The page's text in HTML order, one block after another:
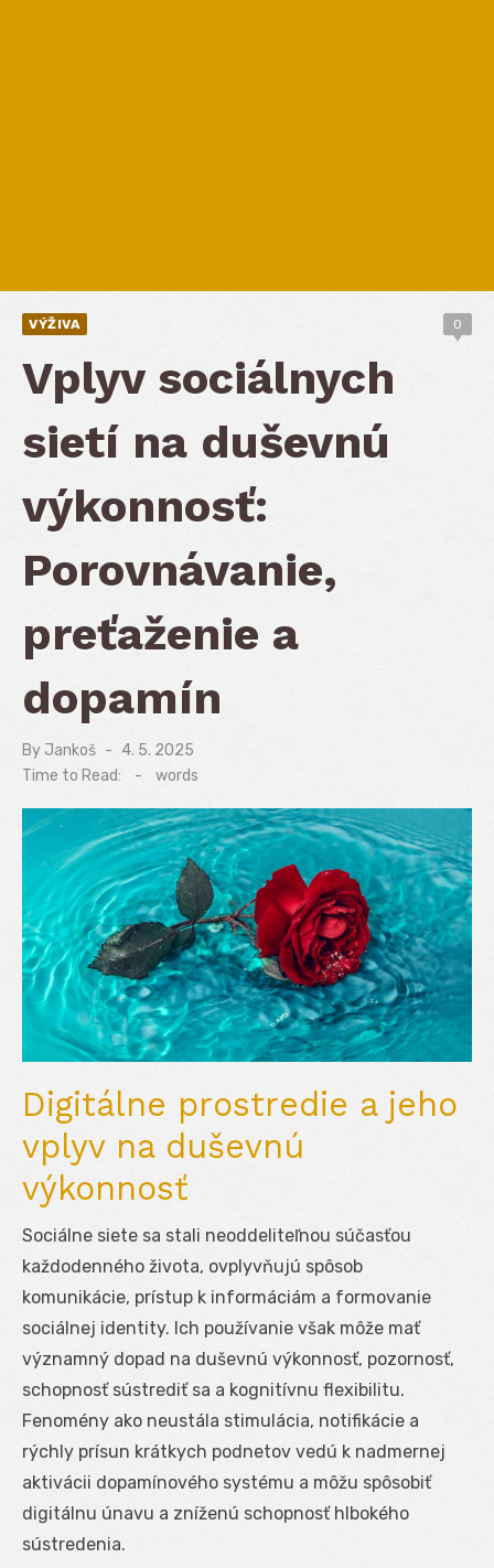
VÝŽIVA 0
Vplyv sociálnych
sietí na duševnú
výkonnosť:
Porovnávanie,
preťaženie a
dopamín
By Jankoš
Posted
4. 5. 2025
Time to Read:
- words
Digitálne prostredie a jeho
vplyv na duševnú
výkonnosť
Sociálne siete sa stali neoddeliteľnou súčasťou
každodenného života, ovplyvňujú spôsob
komunikácie, prístup k informáciám a formovanie
sociálnej identity. Ich používanie však môže mať
významný dopad na duševnú výkonnosť, pozornosť,
schopnosť sústrediť sa a kognitívnu flexibilitu.
Fenomény ako neustála stimulácia, notifikácie a
rýchly prísun krátkych podnetov vedú k nadmernej
aktivácii dopamínového systému a môžu spôsobiť
digitálnu únavu a zníženú schopnosť hlbokého
sústredenia.